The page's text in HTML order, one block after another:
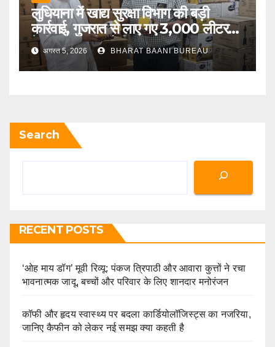
लुधियाना में खाद्य सुरक्षा विभाग की बड़ी
कार्रवाई, गुजरात से लाए गए 3,000 लीटर
देसी गाय के घी को किया जब्त
अगस्त 5, 2026 BHARAT BAANI BUREAU
Search
RECENT POSTS
‘ओह माय डॉग’ मूवी रिव्यू: पंकज त्रिपाठी और आवारा कुत्तों ने रचा
भावनात्मक जादू, बच्चों और परिवार के लिए शानदार मनोरंजन
कॉफी और हृदय स्वास्थ्य पर बदला कार्डियोलॉजिस्ट्स का नजरिया,
जानिए कैफीन को लेकर नई समझ क्या कहती है